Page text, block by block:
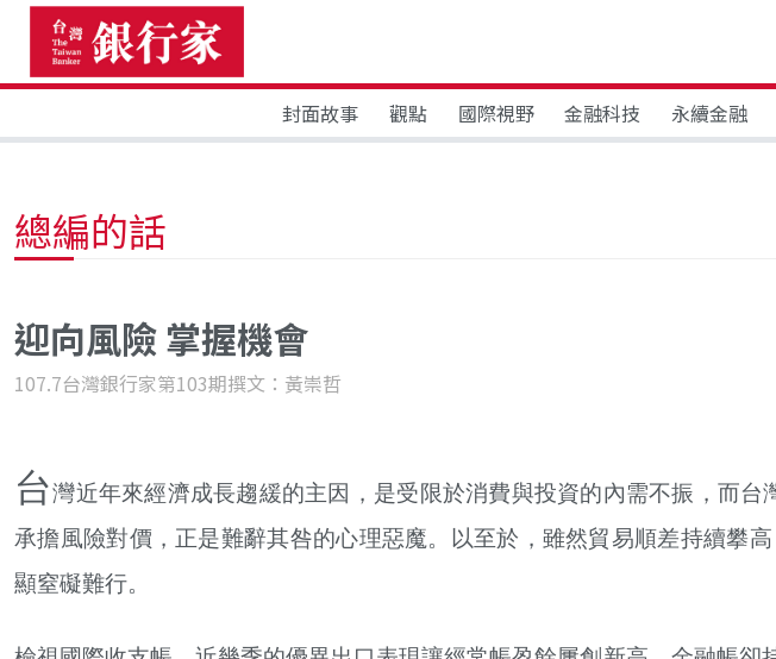
封面故事 觀點 國際視野 金融科技 永續金融
總編的話
迎向風險 掌握機會
107.7台灣銀行家第103期撰文：黃崇哲
台灣近年來經濟成長趨緩的主因，是受限於消費與投資的內需不振，而
承擔風險對價，正是難辭其咎的心理惡魔。以至於，雖然貿易順差持續攀
顯窒礙難行。